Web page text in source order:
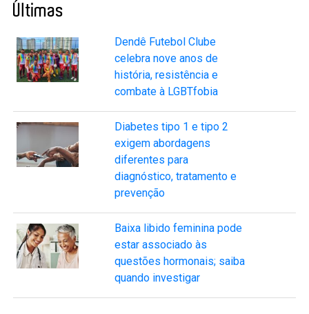
Últimas
Dendê Futebol Clube
celebra nove anos de
história, resistência e
combate à LGBTfobia
Diabetes tipo 1 e tipo 2
exigem abordagens
diferentes para
diagnóstico, tratamento e
prevenção
Baixa libido feminina pode
estar associado às
questões hormonais; saiba
quando investigar